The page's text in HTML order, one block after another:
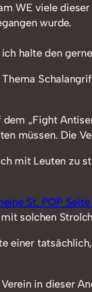
WE viele
wurde.
halte den
dem „Fight
müssen. Die
mit Leuten zu
St. POP
solchen
einer
in dieser